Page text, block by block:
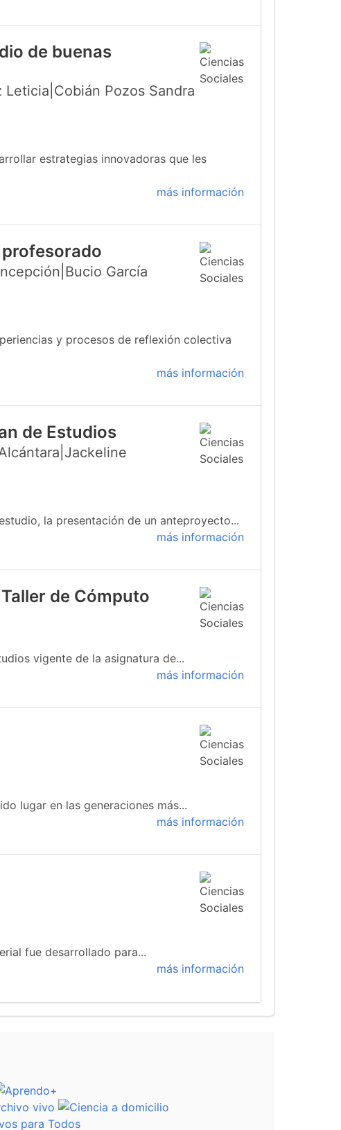
de buenas
Pozos Sandra
estrategias innovadoras que les
más información
García
y procesos de reflexión colectiva
más información
de Estudios
la presentación de un anteproyecto...
más información
de Cómputo
vigente de la asignatura de...
más información
lugar en las generaciones más...
más información
fue desarrollado para...
más información